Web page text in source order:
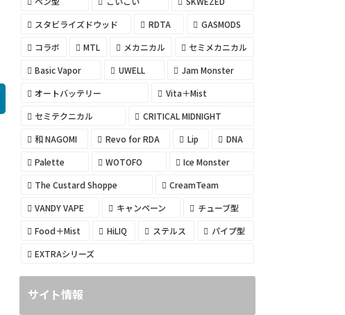
スタビライズドウッド
RDTA
GASMODS
コラボ
MTL メカニカル
セミメカニカル
Basic Vapor
UWELL
Jam Monster
オートバッテリー
Vita＋Mist
セミテクニカル
CRITICAL MIDNIGHT
和 NAGOMI
Revo for RDA Lip
DNA
Palette
WOTOFO
Ice Monster
The Custard Shoppe
CreamTeam
VANDY VAPE
キャンペーン
チューブ型
Food＋Mist
HiLIQ ステルス
パイプ型
EXTRAシリーズ
サイト情報